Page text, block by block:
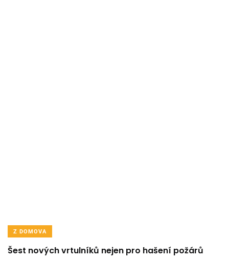
Z DOMOVA
Šest nových vrtulníků nejen pro hašení požárů